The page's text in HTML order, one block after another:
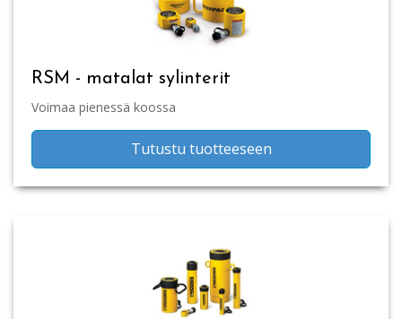
RSM - matalat sylinterit
Voimaa pienessä koossa
Tutustu tuotteeseen